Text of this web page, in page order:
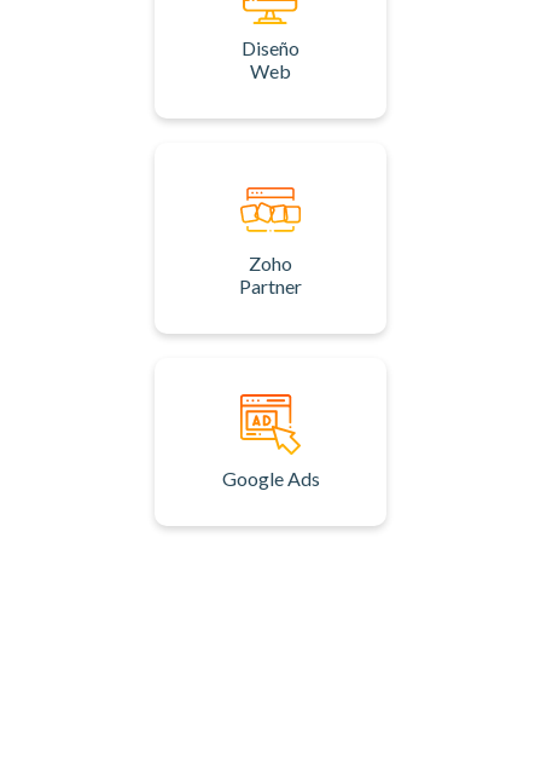
Diseño
Web
Zoho
Partner
Google Ads